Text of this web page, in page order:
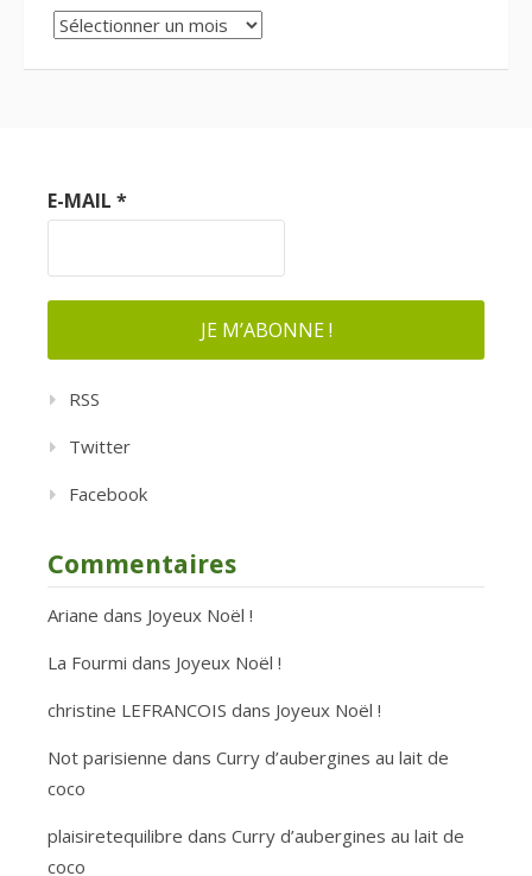
Archives
E-MAIL *
RSS
Twitter
Facebook
Commentaires
Ariane dans Joyeux Noël !
La Fourmi dans Joyeux Noël !
christine LEFRANCOIS dans Joyeux Noël !
Not parisienne dans Curry d’aubergines au lait de
coco
plaisiretequilibre dans Curry d’aubergines au lait de
coco